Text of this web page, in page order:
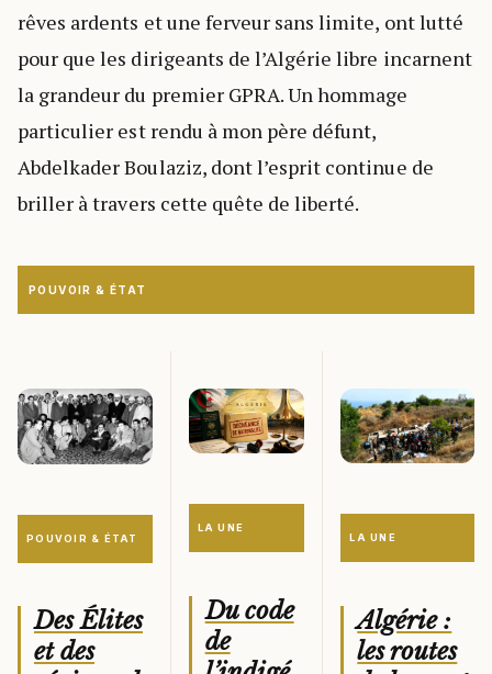
rêves ardents et une ferveur sans limite, ont lutté
pour que les dirigeants de l’Algérie libre incarnent
la grandeur du premier GPRA. Un hommage
particulier est rendu à mon père défunt,
Abdelkader Boulaziz, dont l’esprit continue de
briller à travers cette quête de liberté.
POUVOIR & ÉTAT
POUVOIR & ÉTAT
Des Élites
et des
LA UNE
Du code
de
LA UNE
Algérie :
les routes